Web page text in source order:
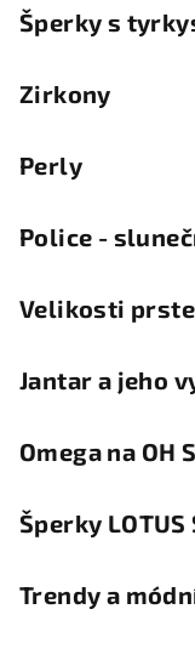
Šperky s
Zirkony
Perly
Police -
Velikosti
Jantar a jeho
Omega na OH
Šperky LOTUS
Trendy a